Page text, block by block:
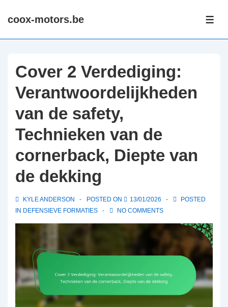
Skipcoox-motors.be
Cover 2 Verdediging:
Verantwoordelijkheden
van de safety,
Technieken van de
cornerback, Diepte van
de dekking
KYLE ANDERSON POSTED ON 13/01/2026
POSTED
IN DEFENSIEVE FORMATIES NO COMMENTS